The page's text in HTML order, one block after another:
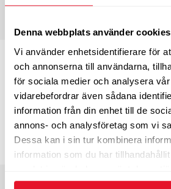
Denna webbplats använder cookies
Vi använder enhetsidentifierare för
och annonserna till användarna,
för sociala medier och analysera
vidarebefordrar även sådana
information från din enhet till de
annons- och analysföretag som vi
Dessa kan i sin tur kombinera
information som du har
Bredd 215 Profil
Tum 16”
Hast.index H
EU-
C
1 015kr/st
Bredd 215 Profil